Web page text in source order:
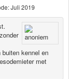
Juli 2019
kennel en
met